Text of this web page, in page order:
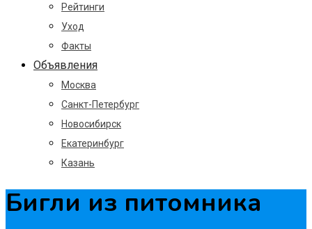
Рейтинги
Уход
Факты
Объявления
Москва
Санкт-Петербург
Новосибирск
Екатеринбург
Казань
Бигли из питомника